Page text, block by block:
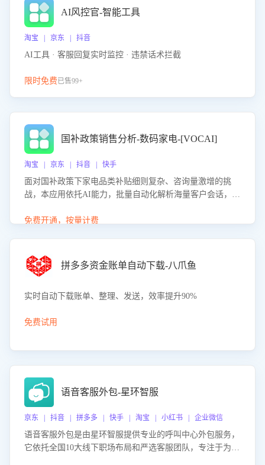
AI风控官-智能工具
淘宝 | 京东 | 抖音
AI工具 · 客服回复实时监控 · 违禁话术拦截
限时免费已售99+
国补政策销售分析-数码家电-[VOCAI]
淘宝 | 京东 | 抖音 | 快手
面对国补政策下家电品类补贴细则复杂、咨询量激增的挑
战，本应用依托AI能力，批量自动化解析海量客户会话，精
购买意向，深度洞察决策动因。同时全面评估客服团队政策
度、客服转化能力及销售业绩。
免费开通，按量计费
拼多多资金账单自动下载-八爪鱼
实时自动下载账单、整理、发送，效率提升90%
免费试用
语音客服外包-星环智服
京东 | 抖音 | 拼多多 | 快手 | 淘宝 | 小红书 | 企业微信
语音客服外包是由星环智服提供专业的呼叫中心外包服务，
它依托全国10大线下职场布局和严选客服团队，专注于为企